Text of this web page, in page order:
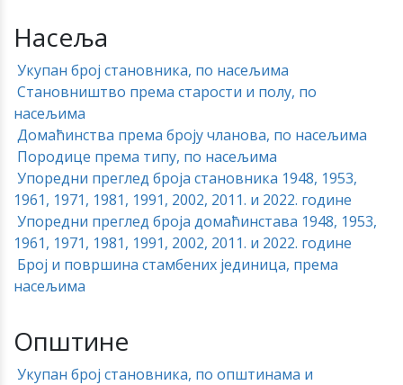
Насеља
Укупан број становника, по насељима
Становништво према старости и полу, по
насељима
Домаћинства према броју чланова, по насељима
Породице према типу, по насељима
Упоредни преглед броја становника 1948, 1953,
1961, 1971, 1981, 1991, 2002, 2011. и 2022. године
Упоредни преглед броја домаћинстава 1948, 1953,
1961, 1971, 1981, 1991, 2002, 2011. и 2022. године
Број и површина стамбених јединица, према
насељима
Општине
Укупан број становника, по општинама и